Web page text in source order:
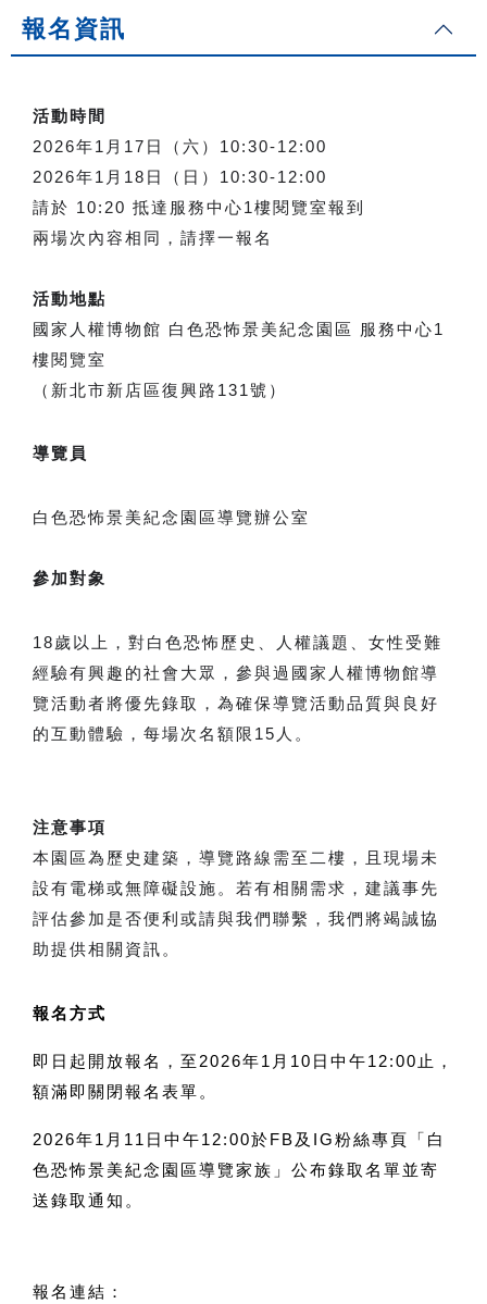
報名資訊
活動時間
2026年1月17日（六）10:30-12:00
2026年1月18日（日）10:30-12:00
請於 10:20 抵達服務中心1樓閱覽室報到
兩場次內容相同，請擇一報名
活動地點
國家人權博物館 白色恐怖景美紀念園區 服務中心1
樓閱覽室
（新北市新店區復興路131號）
導覽員
白色恐怖景美紀念園區導覽辦公室
參加對象
18歲以上，對白色恐怖歷史、人權議題、女性受難
經驗有興趣的社會大眾，參與過國家人權博物館導
覽活動者將優先錄取，為確保導覽活動品質與良好
的互動體驗，每場次名額限15人。
注意事項
本園區為歷史建築，導覽路線需至二樓，且現場未
設有電梯或無障礙設施。若有相關需求，建議事先
評估參加是否便利或請與我們聯繫，我們將竭誠協
助提供相關資訊。
報名方式
即日起開放報名，至2026年1月10日中午12:00止，
額滿即關閉報名表單。
2026年1月11日中午12:00於FB及IG粉絲專頁「白
色恐怖景美紀念園區導覽家族」公布錄取名單並寄
送錄取通知。
報名連結：